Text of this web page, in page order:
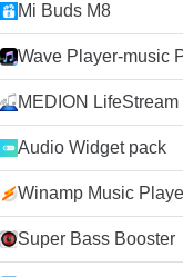
Mi Buds M8
Wave Player-music
MEDION LifeStream
Audio Widget pack
Winamp Music
Super Bass Booster